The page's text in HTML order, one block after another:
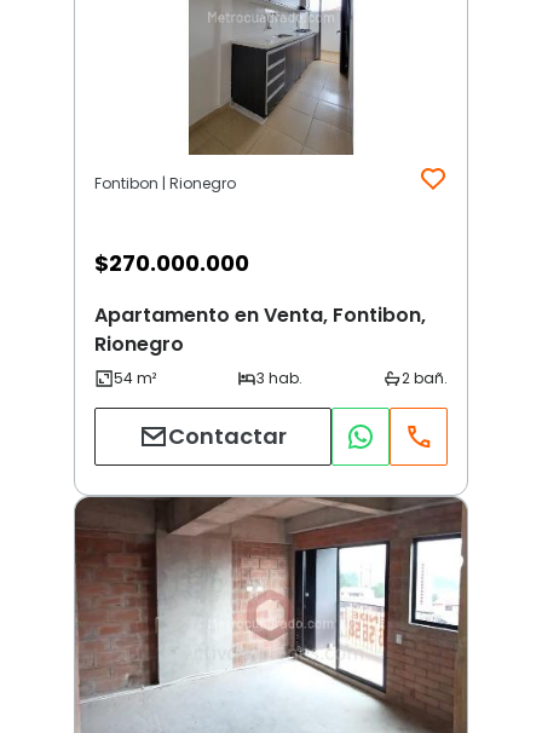
Fontibon | Rionegro
$270.000.000
Apartamento en Venta, Fontibon,
Rionegro
Contactar